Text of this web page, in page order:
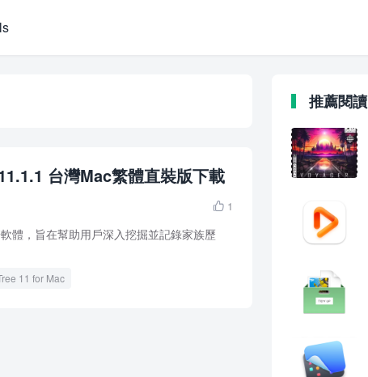
台灣Mac繁體直裝版下載
 1
體，旨在幫助用戶深入挖掘並記錄家族歷
11 for Mac
推薦閱讀